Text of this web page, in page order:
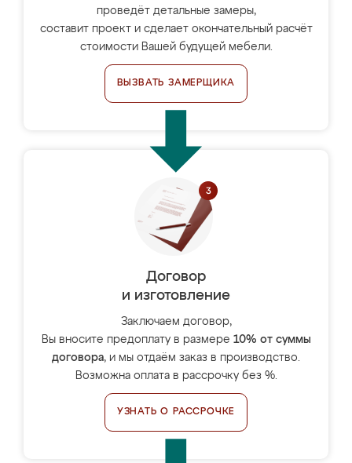
проведёт детальные замеры,
составит проект и сделает окончательный расчёт
стоимости Вашей будущей мебели.
ВЫЗВАТЬ ЗАМЕРЩИКА
Договор
и изготовление
Заключаем договор,
Вы вносите предоплату в размере 10% от суммы
договора, и мы отдаём заказ в производство.
Возможна оплата в рассрочку без %.
УЗНАТЬ О РАССРОЧКЕ